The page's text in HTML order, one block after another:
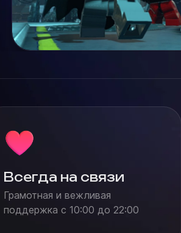
Всегда на связи
Грамотная и вежливая
поддержка с 10:00 до 22:00